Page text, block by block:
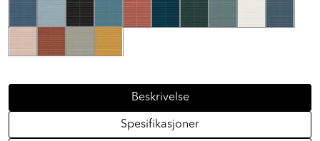
Beskrivelse
Spesifikasjoner